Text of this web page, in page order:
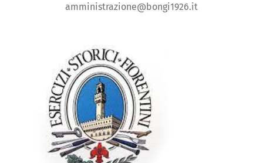
amministrazione@bongi1926.it